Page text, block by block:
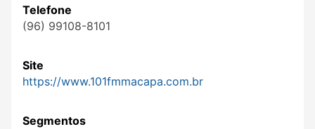
Telefone
(96) 99108-8101
Site
https://www.101fmmacapa.com.br
Segmentos